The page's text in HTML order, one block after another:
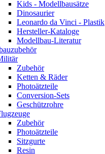
Kids - Modellbausätze
Dinosaurier
Leonardo da Vinci - Plastik
Hersteller-Kataloge
Modellbau-Literatur
Zubehör
Ketten & Räder
Photoätzteile
Conversion-Sets
Geschützrohre
Zubehör
Photoätzteile
Sitzgurte
Resin